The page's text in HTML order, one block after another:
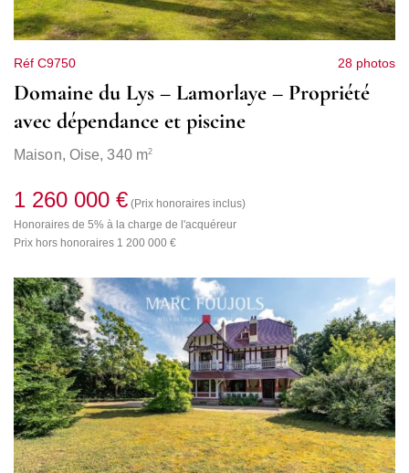
Réf C9750 28 photos
Domaine du Lys – Lamorlaye – Propriété
avec dépendance et piscine
Maison, Oise, 340 m2
1 260 000 € (Prix honoraires inclus)
Honoraires de 5% à la charge de l'acquéreur
Prix hors honoraires 1 200 000 €